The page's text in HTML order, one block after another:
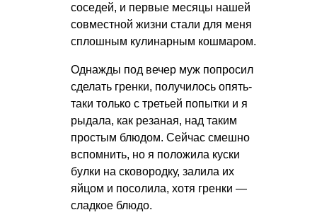
соседей, и первые месяцы нашей
совместной жизни стали для меня
сплошным кулинарным кошмаром.
Однажды под вечер муж попросил
сделать гренки, получилось опять-
таки только с третьей попытки и я
рыдала, как резаная, над таким
простым блюдом. Сейчас смешно
вспомнить, но я положила куски
булки на сковородку, залила их
яйцом и посолила, хотя гренки —
сладкое блюдо.